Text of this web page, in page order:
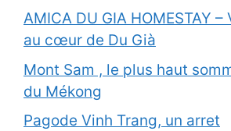
AMICA DU GIA HOMESTAY
au cœur de Du Già
Mont Sam , le plus haut
du Mékong
Pagode Vinh Trang, un arret